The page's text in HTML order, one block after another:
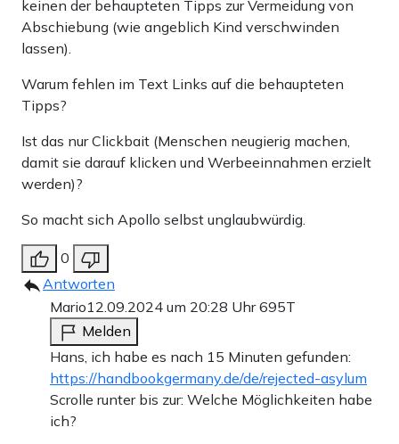
keinen der behaupteten Tipps zur Vermeidung von
Abschiebung (wie angeblich Kind verschwinden
lassen).
Warum fehlen im Text Links auf die behaupteten
Tipps?
Ist das nur Clickbait (Menschen neugierig machen,
damit sie darauf klicken und Werbeeinnahmen erzielt
werden)?
So macht sich Apollo selbst unglaubwürdig.
0
Antworten
Mario12.09.2024 um 20:28 Uhr695T
Melden
Hans, ich habe es nach 15 Minuten gefunden:
https://handbookgermany.de/de/rejected-asylum
Scrolle runter bis zur: Welche Möglichkeiten habe
ich?